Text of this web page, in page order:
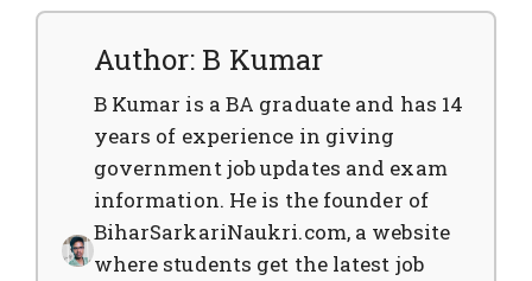
Author: B Kumar
B Kumar is a BA graduate and has 14
years of experience in giving
government job updates and exam
information. He is the founder of
BiharSarkariNaukri.com, a website
where students get the latest job